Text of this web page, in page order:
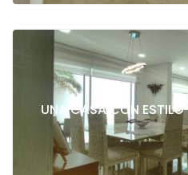
UNA CASA CON ESTILO